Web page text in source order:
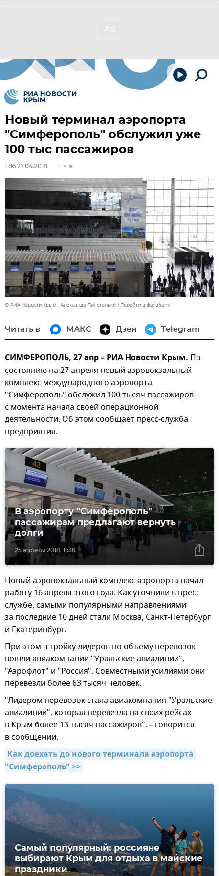
Новый терминал аэропорта
"Симферополь" обслужил уже
100 тыс пассажиров
11:16 27.04.2018
© РИА Новости Крым . Александр Полегенько Перейти в фотобанк
Читать в МАКС Дзен Telegram
СИМФЕРОПОЛЬ, 27 апр – РИА Новости Крым. По
состоянию на 27 апреля новый аэровокзальный
комплекс международного аэропорта
"Симферополь" обслужил 100 тысяч пассажиров
с момента начала своей операционной
деятельности. Об этом сообщает пресс-служба
предприятия.
25 апреля 2018, 11:38
В аэропорту "Симферополь"
пассажирам предлагают вернуть
долги
Новый аэровокзальный комплекс аэропорта начал
работу 16 апреля этого года. Как уточнили в пресс-
службе, самыми популярными направлениями
за последние 10 дней стали Москва, Санкт-Петербург
и Екатеринбург.
При этом в тройку лидеров по объему перевозок
вошли авиакомпании "Уральские авиалинии",
"Аэрофлот" и "Россия". Совместными усилиями они
перевезли более 63 тысяч человек.
"Лидером перевозок стала авиакомпания "Уральские
авиалинии", которая перевезла на своих рейсах
в Крым более 13 тысяч пассажиров", – говорится
в сообщении.
Как доехать до нового терминала аэропорта
"Симферополь" >>
Самый популярный: россияне
выбирают Крым для отдыха в майские
праздники